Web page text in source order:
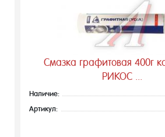
Смазка графитовая 400г
РИКОС ...
Наличие:
Артикул: